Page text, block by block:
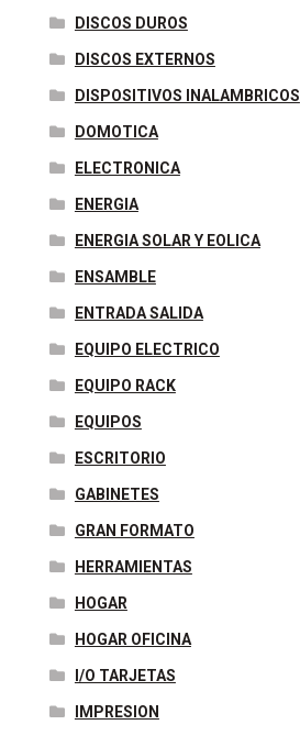
DISCOS DUROS
DISCOS EXTERNOS
DISPOSITIVOS INALAMBRICOS
DOMOTICA
ELECTRONICA
ENERGIA
ENERGIA SOLAR Y EOLICA
ENSAMBLE
ENTRADA SALIDA
EQUIPO ELECTRICO
EQUIPO RACK
EQUIPOS
ESCRITORIO
GABINETES
GRAN FORMATO
HERRAMIENTAS
HOGAR
HOGAR OFICINA
I/O TARJETAS
IMPRESION